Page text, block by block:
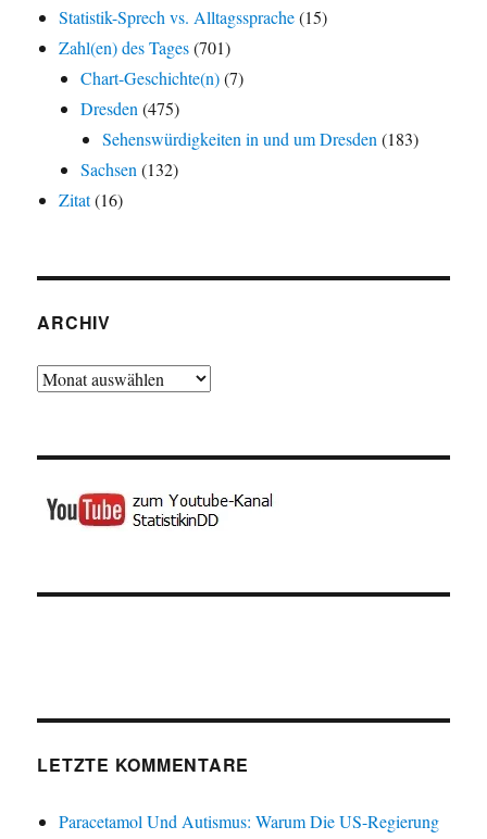
Statistik-Sprech vs. Alltagssprache(15)
Zahl(en) des Tages(701)
Chart-Geschichte(n)(7)
Dresden (475)
Sehenswürdigkeiten in und um Dresden (183)
Sachsen (132)
Zitat(16)
ARCHIV
Archiv
LETZTE KOMMENTARE
Paracetamol Und Autismus: Warum Die US-Regierung